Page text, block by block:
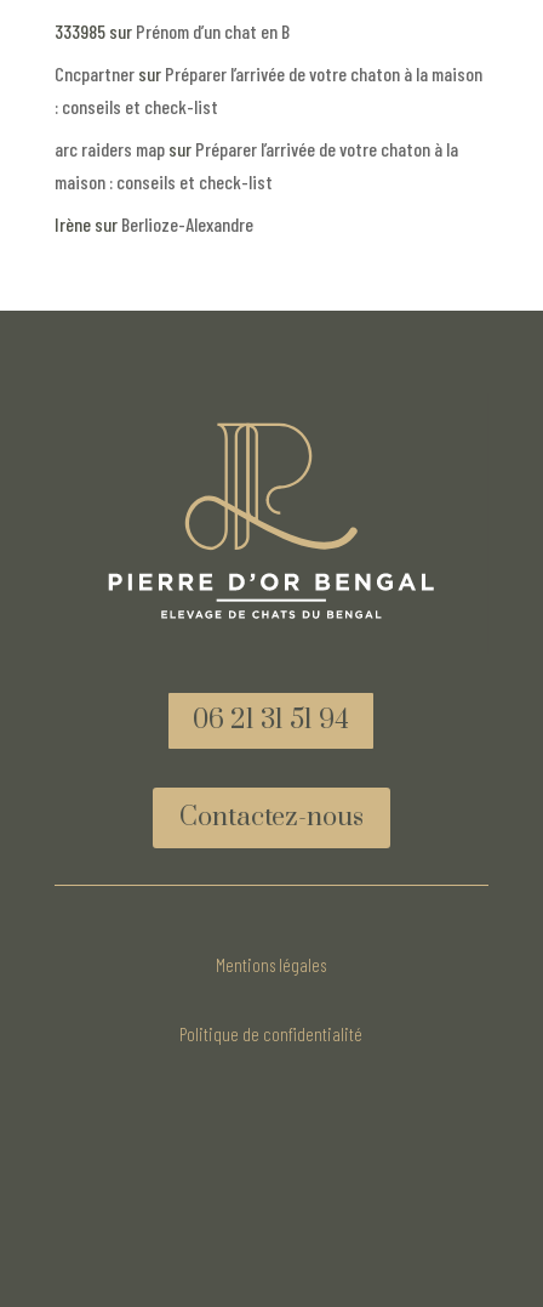
333985sur Prénom d’un chat en B
Cncpartnersur Préparer l’arrivée de votre chaton à la maison
: conseils et check-list
arc raiders mapsur Préparer l’arrivée de votre chaton à la
maison : conseils et check-list
Irènesur Berlioze-Alexandre
06 21 31 51 94
Contactez-nous
Mentions légales
Politique de confidentialité